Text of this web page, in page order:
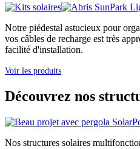
Notre piédestal astucieux pour
vos câbles de recharge est très
facilité d'installation.
Voir les produits
Découvrez nos
Nos structures solaires